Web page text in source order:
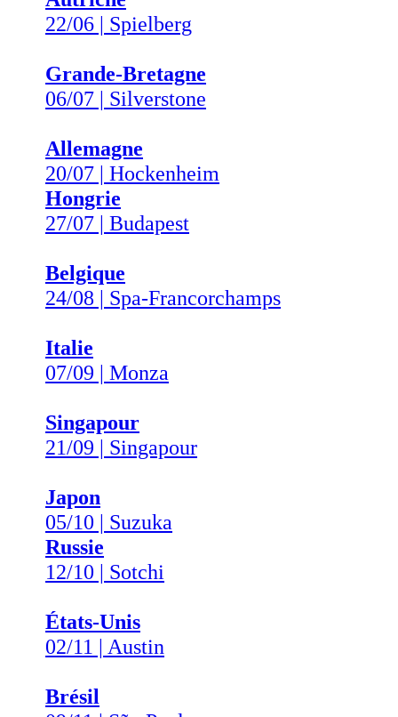
22/06 | Spielberg
Grande-Bretagne
06/07 | Silverstone
Allemagne
20/07 | Hockenheim
Hongrie
27/07 | Budapest
Belgique
24/08 | Spa-Francorchamps
Italie
07/09 | Monza
Singapour
21/09 | Singapour
Japon
05/10 | Suzuka
Russie
12/10 | Sotchi
États-Unis
02/11 | Austin
Brésil